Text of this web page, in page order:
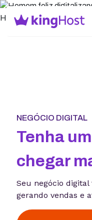
NEGÓCIO DIGITAL
Tenha
chegar
Seu negócio
gerando vendas e